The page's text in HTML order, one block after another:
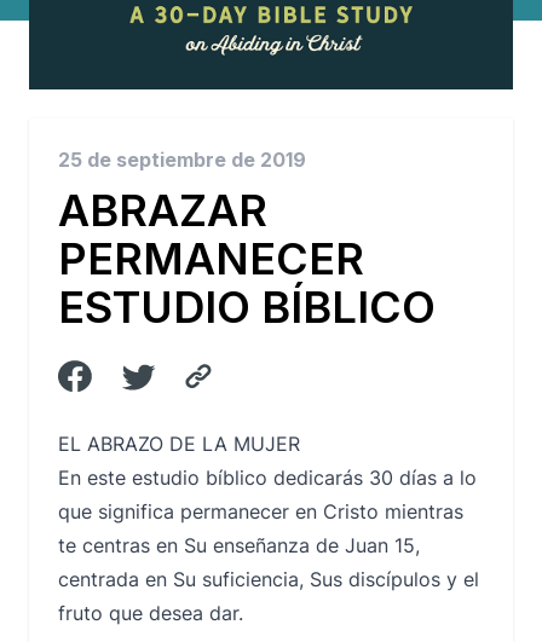
25 de septiembre de 2019
ABRAZAR
PERMANECER
ESTUDIO BÍBLICO
EL ABRAZO DE LA MUJER
En este estudio bíblico dedicarás 30 días a lo
que significa permanecer en Cristo mientras
te centras en Su enseñanza de Juan 15,
centrada en Su suficiencia, Sus discípulos y el
fruto que desea dar.